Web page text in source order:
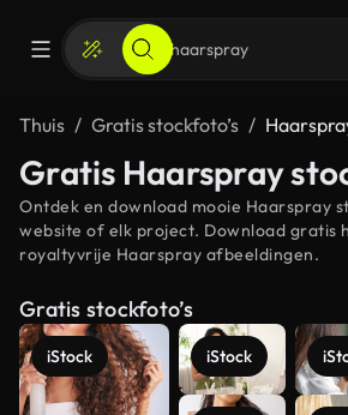
Thuis Gratis stockfoto’s
Gratis Haarspray
Ontdek en download mooie Haarspray
website of elk project. Download gratis
royaltyvrije Haarspray afbeeldingen.
Gratis stockfoto’s
iStock iStock